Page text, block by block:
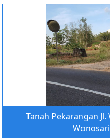
Tanah Pekarangan